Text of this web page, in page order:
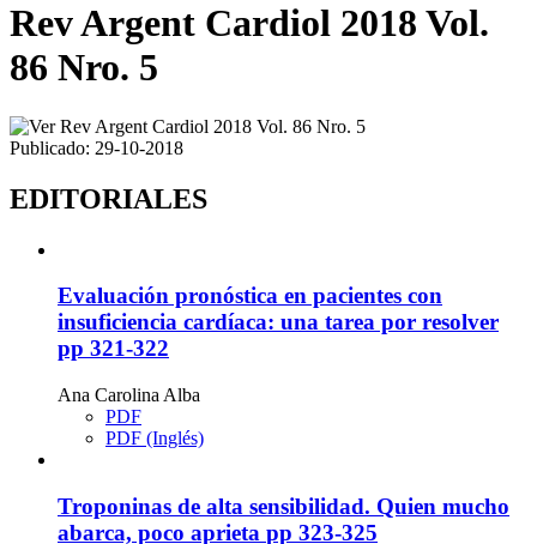
Rev Argent Cardiol 2018 Vol.
86 Nro. 5
Publicado: 29-10-2018
EDITORIALES
Evaluación pronóstica en pacientes con
insuficiencia cardíaca: una tarea por resolver
pp 321-322
Ana Carolina Alba
PDF
PDF (Inglés)
Troponinas de alta sensibilidad. Quien mucho
abarca, poco aprieta pp 323-325